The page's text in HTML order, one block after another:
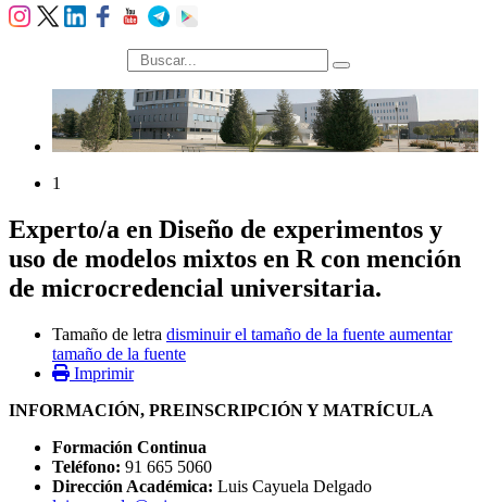
búsqueda
1
Experto/a en Diseño de experimentos y
uso de modelos mixtos en R con mención
de microcredencial universitaria.
Tamaño de letra disminuir el tamaño de la fuente aumentar
tamaño de la fuente
Imprimir
INFORMACIÓN, PREINSCRIPCIÓN Y MATRÍCULA
Formación Continua
Teléfono: 91 665 5060
Dirección Académica: Luis Cayuela Delgado